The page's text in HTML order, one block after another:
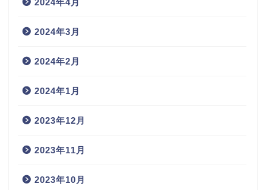
2024年4月
2024年3月
2024年2月
2024年1月
2023年12月
2023年11月
2023年10月